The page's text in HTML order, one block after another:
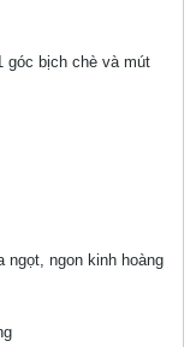
bịch chè và mút
ngọt, ngon kinh hoàng